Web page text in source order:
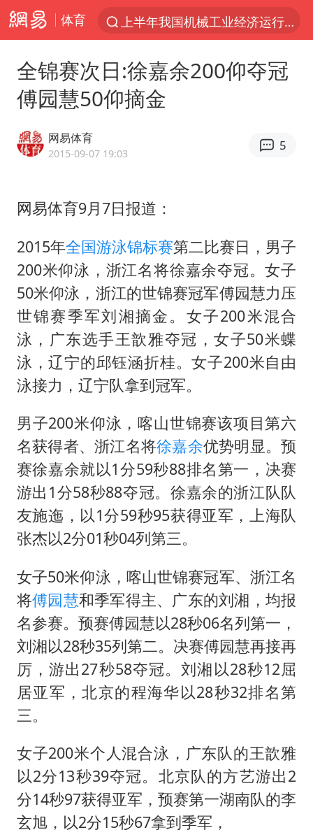
体育
上半年我国机械工业经济运行稳中有进
泰国枪击案凶手先杀祖父母后行凶
A股三大股指收涨
泰国校园枪击案死亡人数升至7人
宇树科技中一签需缴款7.54万元
中国军队坚决反制任何闹海图谋
女子开一天一夜空调后二氧化碳中毒
台湾海峡南口北上船舶实施交通管制
向鹏0-3不敌张本智和
四川宜宾地震网友称睡觉被摇醒
今日立秋你咬秋了吗
公司“上四休三”但要降薪1000元
东方之约 相约未来
全锦赛次日:徐嘉余200仰夺冠
傅园慧50仰摘金
网易体育
2015-09-07 19:03
5
网易体育9月7日报道：
2015年全国游泳锦标赛第二比赛日，男子
200米仰泳，浙江名将徐嘉余夺冠。女子
50米仰泳，浙江的世锦赛冠军傅园慧力压
世锦赛季军刘湘摘金。女子200米混合
泳，广东选手王歆雅夺冠，女子50米蝶
泳，辽宁的邱钰涵折桂。女子200米自由
泳接力，辽宁队拿到冠军。
男子200米仰泳，喀山世锦赛该项目第六
名获得者、浙江名将徐嘉余优势明显。预
赛徐嘉余就以1分59秒88排名第一，决赛
游出1分58秒88夺冠。徐嘉余的浙江队队
友施迤，以1分59秒95获得亚军，上海队
张杰以2分01秒04列第三。
女子50米仰泳，喀山世锦赛冠军、浙江名
将傅园慧和季军得主、广东的刘湘，均报
名参赛。预赛傅园慧以28秒06名列第一，
刘湘以28秒35列第二。决赛傅园慧再接再
厉，游出27秒58夺冠。刘湘以28秒12屈
居亚军，北京的程海华以28秒32排名第
三。
女子200米个人混合泳，广东队的王歆雅
以2分13秒39夺冠。北京队的方艺游出2
分14秒97获得亚军，预赛第一湖南队的李
玄旭，以2分15秒67拿到季军，